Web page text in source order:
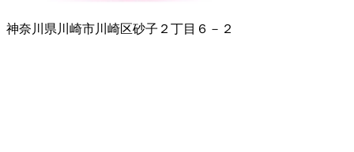
神奈川県川崎市川崎区砂子２丁目６－２